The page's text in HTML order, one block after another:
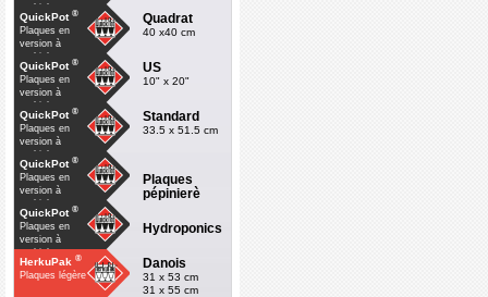
multiple
QuickPot ®
Plaques en
version à
multiple
Quadrat
40 x40 cm
QuickPot ®
Plaques en
version à
multiple
US
10" x 20"
QuickPot ®
Plaques en
version à
multiple
Standard
33.5 x 51.5 cm
QuickPot ®
Plaques en
version à
multiple
Plaques
pépinierè
QuickPot ®
Plaques en
version à
multiple
Hydroponics
HerkuPak ®
Plaques légère
Danois
31 x 53 cm
31 x 55 cm